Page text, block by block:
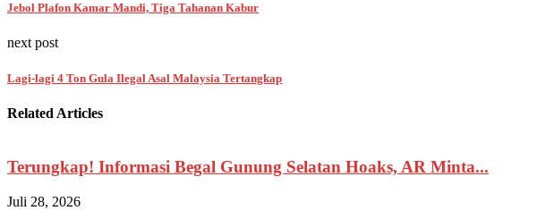
Jebol Plafon Kamar Mandi, Tiga Tahanan Kabur
next post
Lagi-lagi 4 Ton Gula Ilegal Asal Malaysia Tertangkap
Related Articles
Terungkap! Informasi Begal Gunung Selatan Hoaks, AR Minta...
Juli 28, 2026